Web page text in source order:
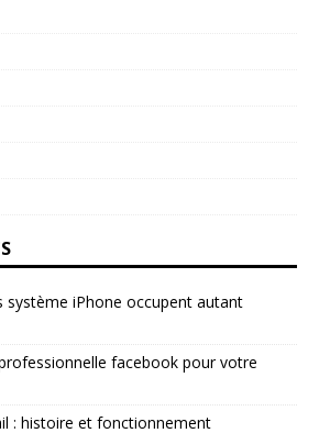
système iPhone occupent autant
facebook pour votre
: histoire et fonctionnement